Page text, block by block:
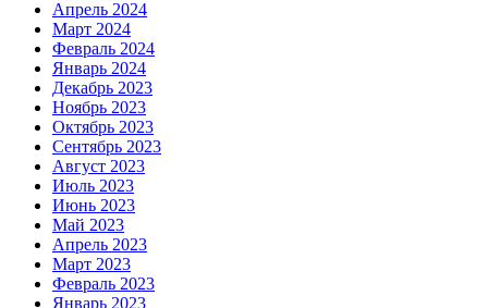
Апрель 2024
Март 2024
Февраль 2024
Январь 2024
Декабрь 2023
Ноябрь 2023
Октябрь 2023
Сентябрь 2023
Август 2023
Июль 2023
Июнь 2023
Май 2023
Апрель 2023
Март 2023
Февраль 2023
Январь 2023